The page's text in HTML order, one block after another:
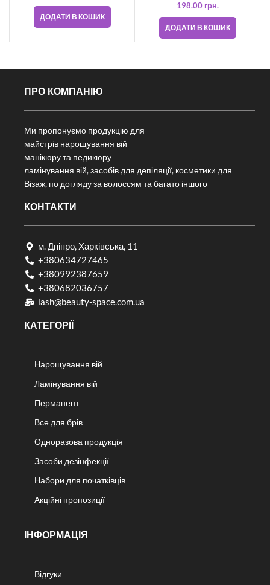
ДОДАТИ В КОШИК
198.00 грн.
ДОДАТИ В КОШИК
ПРО КОМПАНІЮ
Ми пропонуємо продукцію для
майстрів нарощування вій
манікюру та педикюру
ламінування вій, засобів для депіляції, косметики для
Візаж, по догляду за волоссям та багато іншого
КОНТАКТИ
м. Дніпро, Харківська, 11
+380634727465
+380992387659
+380682036757​
lash@beauty-space.com.ua
КАТЕГОРІЇ
Нарощування вій
Ламінування вій
Перманент
Все для брів
Одноразова продукція
Засоби дезінфекції
Набори для початківців
Акційні пропозиції
ІНФОРМАЦІЯ
Відгуки